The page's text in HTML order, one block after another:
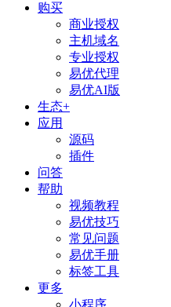
购买
商业授权
主机域名
专业授权
易优代理
易优AI版
生态+
应用
源码
插件
问答
帮助
视频教程
易优技巧
常见问题
易优手册
标签工具
更多
小程序